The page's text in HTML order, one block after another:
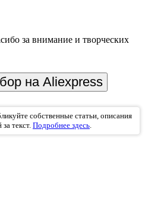
за внимание и творческих
на Aliexpress
собственные статьи, описания
текст. Подробнее здесь.